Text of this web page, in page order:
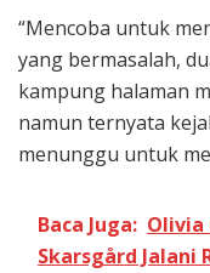
“Mencoba untuk
yang bermasalah,
kampung halaman
namun ternyata
menunggu untuk
Baca Juga: Olivia
Skarsgård Jalani